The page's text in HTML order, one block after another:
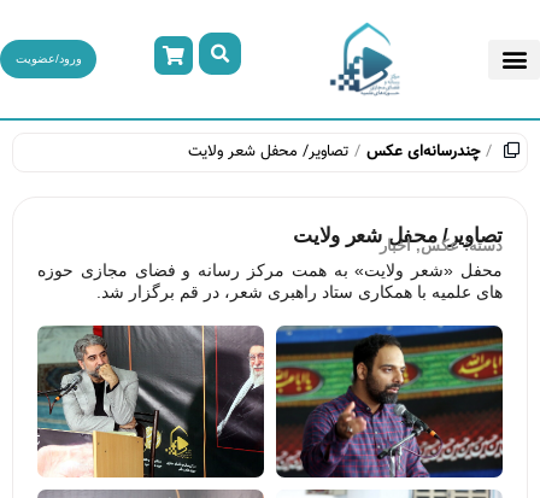
ورود/عضویت
چندرسانه‌ای عکس تصاویر/ محفل شعر ولایت
تصاویر/ محفل شعر ولایت
دسته:عکس,اخبار
محفل «شعر ولایت» به همت مرکز رسانه و فضای مجازی حوزه
های علمیه با همکاری ستاد راهبری شعر، در قم برگزار شد.